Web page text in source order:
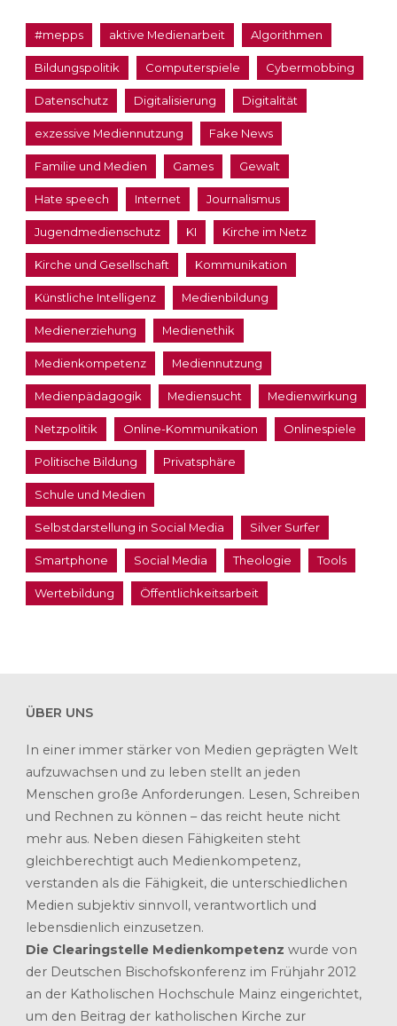
#mepps aktive Medienarbeit Algorithmen
Bildungspolitik Computerspiele Cybermobbing
Datenschutz Digitalisierung Digitalität
exzessive Mediennutzung Fake News
Familie und Medien Games Gewalt
Hate speech Internet Journalismus
Jugendmedienschutz KI Kirche im Netz
Kirche und Gesellschaft Kommunikation
Künstliche Intelligenz Medienbildung
Medienerziehung Medienethik
Medienkompetenz Mediennutzung
Medienpädagogik Mediensucht Medienwirkung
Netzpolitik Online-Kommunikation Onlinespiele
Politische Bildung Privatsphäre
Schule und Medien
Selbstdarstellung in Social Media Silver Surfer
Smartphone Social Media Theologie Tools
Wertebildung Öffentlichkeitsarbeit
ÜBER UNS
In einer immer stärker von Medien geprägten Welt
aufzuwachsen und zu leben stellt an jeden
Menschen große Anforderungen. Lesen, Schreiben
und Rechnen zu können – das reicht heute nicht
mehr aus. Neben diesen Fähigkeiten steht
gleichberechtigt auch Medienkompetenz,
verstanden als die Fähigkeit, die unterschiedlichen
Medien subjektiv sinnvoll, verantwortlich und
lebensdienlich einzusetzen.
Die Clearingstelle Medienkompetenz wurde von
der Deutschen Bischofskonferenz im Frühjahr 2012
an der Katholischen Hochschule Mainz eingerichtet,
um den Beitrag der katholischen Kirche zur